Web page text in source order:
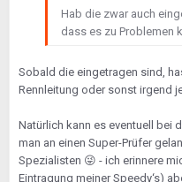
Hab die zwar auch
dass es zu Problemen
Sobald die eingetragen sind,
Rennleitung oder sonst irgend
Natürlich kann es eventuell bei
man an einen Super-Prüfer
Spezialisten 😜 - ich erinnere
Eintragung meiner Speedy‘s)